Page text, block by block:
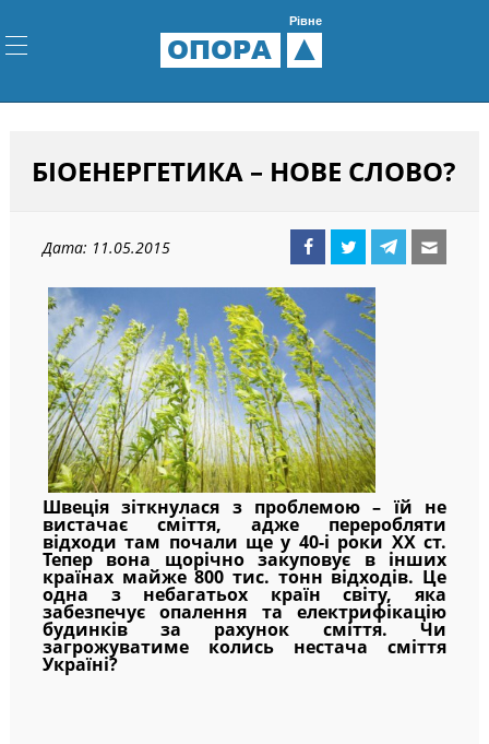
ОПОРА
Рівне
БІОЕНЕРГЕТИКА – НОВЕ СЛОВО?
Дата: 11.05.2015
Швеція зіткнулася з проблемою – їй не
вистачає сміття, адже переробляти
відходи там почали ще у 40-і роки ХХ ст.
Тепер вона щорічно закуповує в інших
країнах майже 800 тис. тонн відходів. Це
одна з небагатьох країн світу, яка
забезпечує опалення та електрифікацію
будинків за рахунок сміття. Чи
загрожуватиме колись нестача сміття
Україні?